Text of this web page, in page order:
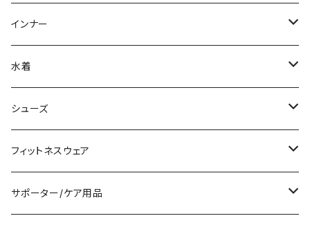
スウェット/トレーナー
その他
チュニック
その他
オールインワン
その他
ミディアム/ミモレ
ロング/マキシ
袖付き
ノースリーブ
パンツドレス
サブバッグ
クラッチバッグ
フォーマルバッグ
カジュアルバッグ
バックパック
インナー
ブラ/ブラトップ/ベアトップ
ショーツ
タンクトップ/キャミソール
半袖/5分
水着
タンキニ
バンドゥビキニ
ワンピース
シューズ
スニーカー
ブーツ
フィットネスウェア
セット販売
サポーター/ケア用品